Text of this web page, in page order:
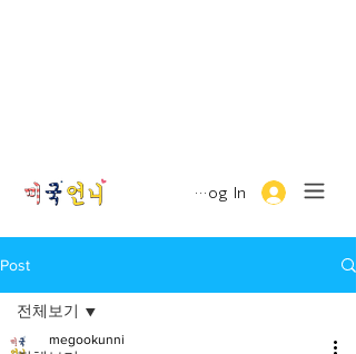
Log In
Post
전체보기
megookunni